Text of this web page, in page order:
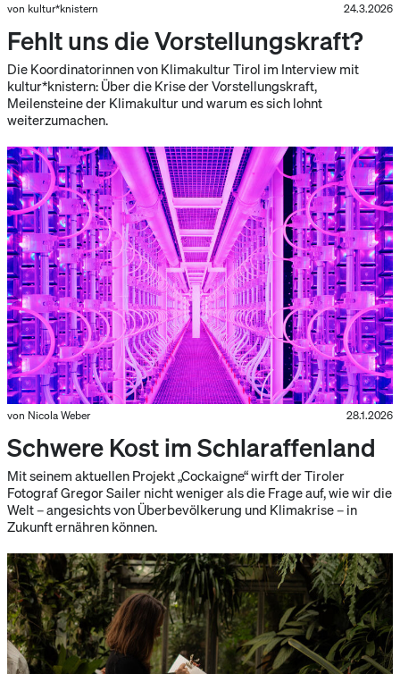
von kultur*knistern 24.3.2026
Fehlt uns die Vorstellungskraft?
Die Koordinatorinnen von Klimakultur Tirol im Interview mit
kultur*knistern: Über die Krise der Vorstellungskraft,
Meilensteine der Klimakultur und warum es sich lohnt
weiterzumachen.
von Nicola Weber 28.1.2026
Schwere Kost im Schlaraffenland
Mit seinem aktuellen Projekt „Cockaigne“ wirft der Tiroler
Fotograf Gregor Sailer nicht weniger als die Frage auf, wie wir die
Welt – angesichts von Überbevölkerung und Klimakrise – in
Zukunft ernähren können.